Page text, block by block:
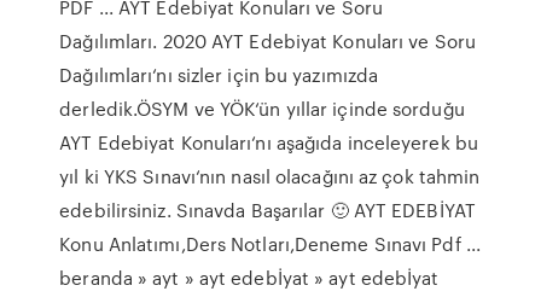
PDF ... AYT Edebiyat Konuları ve Soru
Dağılımları. 2020 AYT Edebiyat Konuları ve Soru
Dağılımları‘nı sizler için bu yazımızda
derledik.ÖSYM ve YÖK‘ün yıllar içinde sorduğu
AYT Edebiyat Konuları‘nı aşağıda inceleyerek bu
yıl ki YKS Sınavı‘nın nasıl olacağını az çok tahmin
edebilirsiniz. Sınavda Başarılar 🙂 AYT EDEBİYAT
Konu Anlatımı,Ders Notları,Deneme Sınavı Pdf ...
beranda » ayt » ayt edebİyat » ayt edebİyat